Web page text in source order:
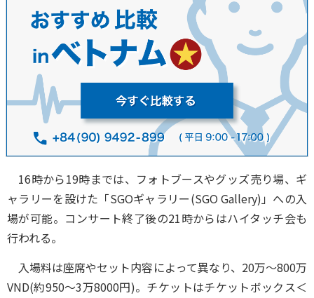
16時から19時までは、フォトブースやグッズ売り場、ギ
ャラリーを設けた「SGOギャラリー(SGO Gallery)」への入
場が可能。コンサート終了後の21時からはハイタッチ会も
行われる。
入場料は座席やセット内容によって異なり、20万～800万
VND(約950～3万8000円)。チケットはチケットボックス＜